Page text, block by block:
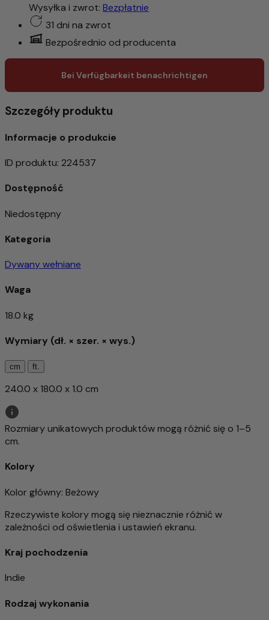
Wysyłka i zwrot: Bezpłatnie
31 dni na zwrot
Bezpośrednio od producenta
Bei Verfügbarkeit benachrichtigen
Szczegóły produktu
Informacje o produkcie
ID produktu: 224537
Dostępność
Niedostępny
Kategoria
Dywany wełniane
Waga
18.0 kg
Wymiary (dł. × szer. × wys.)
cm ft.
240.0 x 180.0 x 1.0 cm
Rozmiary unikatowych produktów mogą różnić się o 1–5
cm.
Kolory
Kolor główny: Beżowy
Rzeczywiste kolory mogą się nieznacznie różnić w
zależności od oświetlenia i ustawień ekranu.
Kraj pochodzenia
Indie
Rodzaj wykonania